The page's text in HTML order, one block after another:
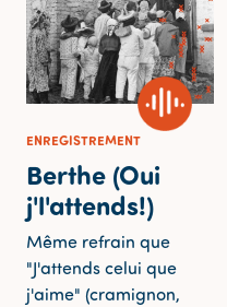
ENREGISTREMENT
Berthe (Oui
j'l'attends!)
Même refrain que
"J'attends celui que
j'aime" (cramignon,